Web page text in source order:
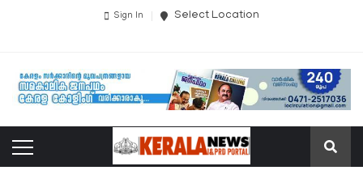
Sign In Select Location